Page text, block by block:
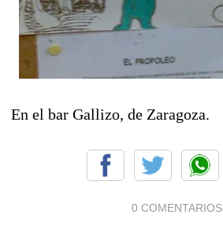
En el bar Gallizo, de Zaragoza.
0 COMENTARIOS